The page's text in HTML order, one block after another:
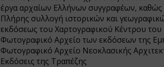
έργα αρχαίων Ελλήνων συγγραφέων,
Πλήρης συλλογή ιστορικών και
εκδόσεως του Χαρτογραφικού Κέντρου
Φωτογραφικό Αρχείο των εκδόσεων της
Φωτογραφικό Αρχείο Νεοκλασικής
Εκδόσεις της Τραπέζης